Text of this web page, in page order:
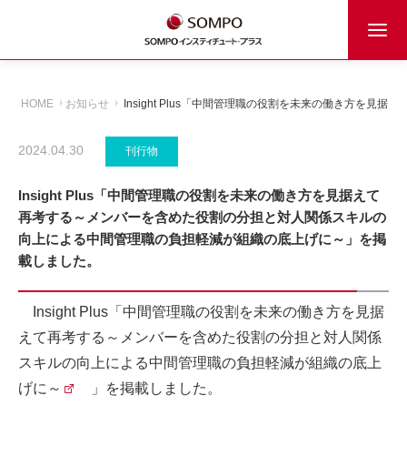
HOME お知らせ Insight Plus「中間管理職の役割を未来の働き方を見据
2024.04.30 刊行物
Insight Plus「中間管理職の役割を未来の働き方を見据えて
再考する～メンバーを含めた役割の分担と対人関係スキルの
向上による中間管理職の負担軽減が組織の底上げに～」を掲
載しました。
Insight Plus「 中間管理職の役割を未来の働き方を見据
えて再考する～メンバーを含めた役割の分担と対人関係
スキルの向上による中間管理職の負担軽減が組織の底上
げに～
」を掲載しました。